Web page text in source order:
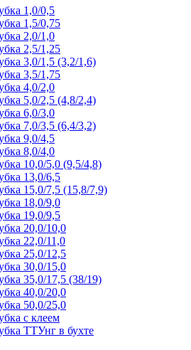
1,0/0,5
1,5/0,75
2,0/1,0
2,5/1,25
3,0/1,5 (3,2/1,6)
3,5/1,75
4,0/2,0
5,0/2,5 (4,8/2,4)
6,0/3,0
7,0/3,5 (6,4/3,2)
9,0/4,5
8,0/4,0
10,0/5,0 (9,5/4,8)
13,0/6,5
15,0/7,5 (15,8/7,9)
18,0/9,0
19,0/9,5
20,0/10,0
22,0/11,0
25,0/12,5
30,0/15,0
35,0/17,5 (38/19)
40,0/20,0
50,0/25,0
с клеем
ТТУнг в бухте